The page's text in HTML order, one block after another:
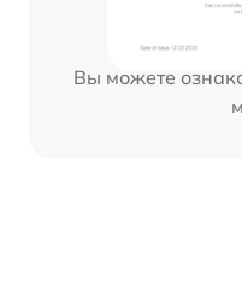
Вы можете